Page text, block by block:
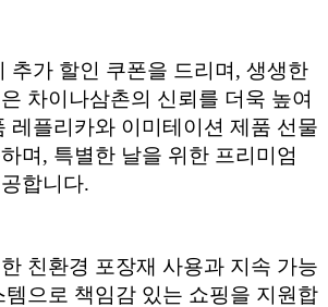
추가 할인 쿠폰을 드리며, 생생한
차이나삼촌의 신뢰를 더욱 높여
레플리카와 이미테이션 제품 선물
며, 특별한 날을 위한 프리미엄
합니다.
친환경 포장재 사용과 지속 가능
템으로 책임감 있는 쇼핑을 지원합